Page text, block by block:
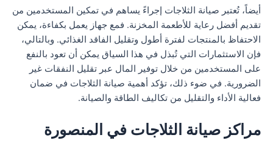
أيضاً، تُعتبر صيانة الثلاجات إجراءً يساهم في تمكين المستخدمين من
تقديم أفضل رعاية للأطعمة المخزنة. فمع جهاز يعمل بكفاءة، يمكن
الاحتفاظ بالمنتجات لفترة أطول وتقليل الفاقد الغذائي. وبالتالي،
فإن الاستثمارات التي تُبذل في هذا السياق يمكن أن تعود بالنفع
على المستخدمين من خلال توفير المال عبر تقليل النفقات غير
الضرورية. في ضوء ذلك، تؤكد أهمية صيانة الثلاجات في ضمان
فعالية الأداء والتقليل من تكاليف الطاقة والصيانة.
مراكز صيانة الثلاجات في المنصورة